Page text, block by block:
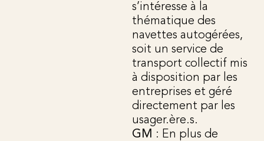
s’intéresse à la
thématique des
navettes autogérées,
soit un service de
transport collectif mis
à disposition par les
entreprises et géré
directement par les
usager.ère.s.
GM : En plus de